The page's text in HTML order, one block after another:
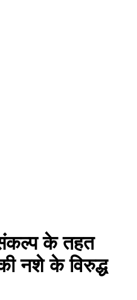
के तहत
नशे के विरुद्ध